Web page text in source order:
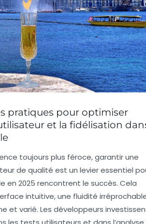
pratiques pour optimiser
et la fidélisation
toujours plus féroce, garantir une
de qualité est un levier essentiel
en 2025 rencontrent le succès. Cela
intuitive, une fluidité
et varié. Les développeurs